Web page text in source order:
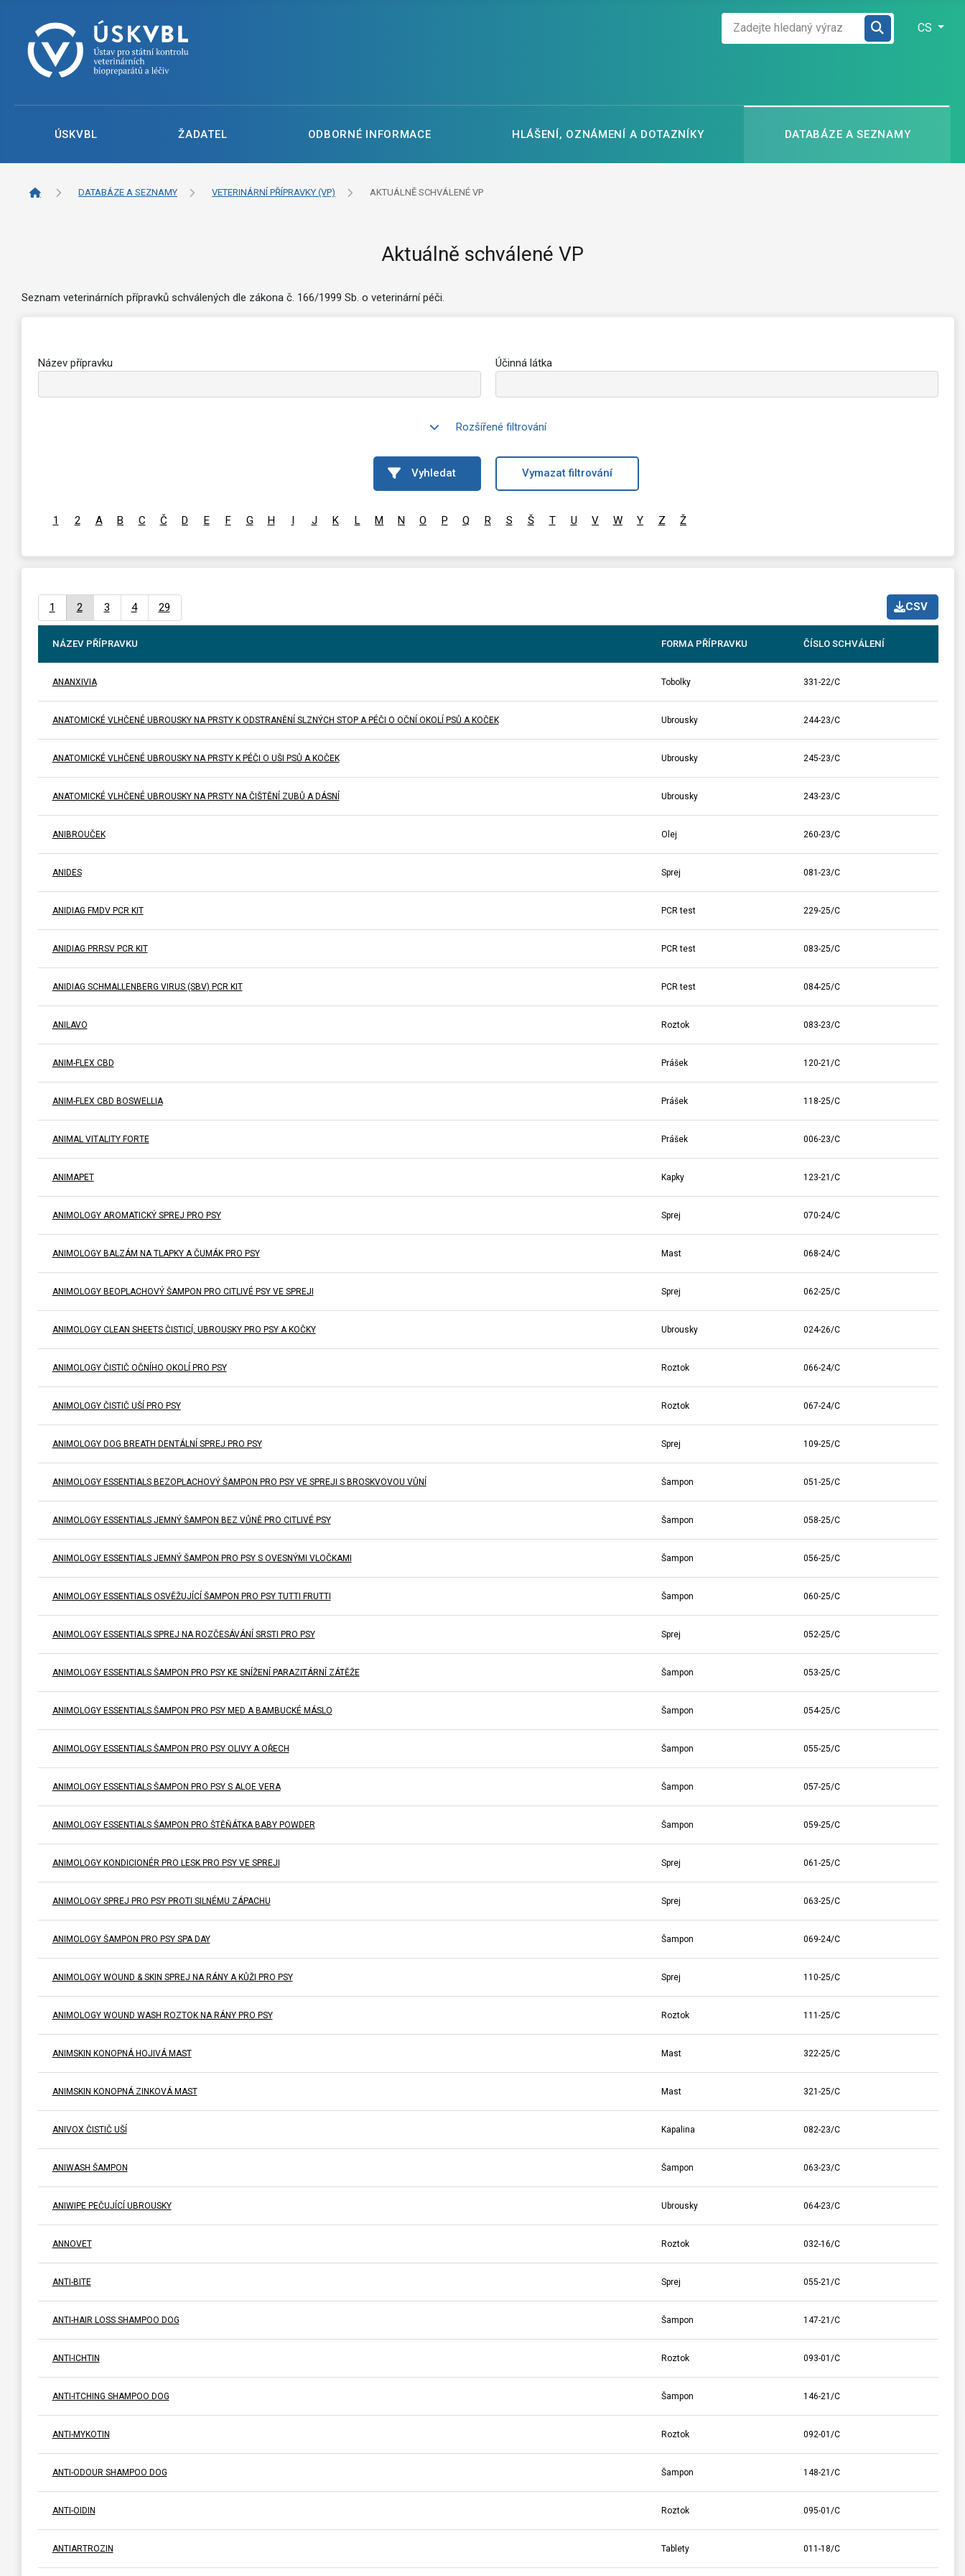
CS
ÚSKVBL ŽADATEL ODBORNÉ INFORMACE HLÁŠENÍ, OZNÁMENÍ A DOTAZNÍKY DATABÁZE A SEZNAMY
DATABÁZE A SEZNAMY VETERINÁRNÍ PŘÍPRAVKY (VP) AKTUÁLNĚ SCHVÁLENÉ VP
Aktuálně schválené VP
Seznam veterinárních přípravků schválených dle zákona č. 166/1999 Sb. o veterinární péči.
Název přípravku Účinná látka
Rozšířené filtrování
Vyhledat Vymazat filtrování
1 2 A B C Č D E F G H I J K L M N O P Q R S Š T U V W Y Z Ž
CSV
1 2 3 4 29
NÁZEV PŘÍPRAVKU FORMA PŘÍPRAVKU ČÍSLO SCHVÁLENÍ
ANANXIVIA Tobolky 331-22/C
ANATOMICKÉ VLHČENÉ UBROUSKY NA PRSTY K ODSTRANĚNÍ SLZNÝCH STOP A PÉČI O OČNÍ OKOLÍ PSŮ A KOČEK Ubrousky 244-23/C
ANATOMICKÉ VLHČENÉ UBROUSKY NA PRSTY K PÉČI O UŠI PSŮ A KOČEK Ubrousky 245-23/C
ANATOMICKÉ VLHČENÉ UBROUSKY NA PRSTY NA ČIŠTĚNÍ ZUBŮ A DÁSNÍ Ubrousky 243-23/C
ANIBROUČEK Olej 260-23/C
ANIDES Sprej 081-23/C
ANIDIAG FMDV PCR KIT PCR test 229-25/C
ANIDIAG PRRSV PCR KIT PCR test 083-25/C
ANIDIAG SCHMALLENBERG VIRUS (SBV) PCR KIT PCR test 084-25/C
ANILAVO Roztok 083-23/C
ANIM-FLEX CBD Prášek 120-21/C
ANIM-FLEX CBD BOSWELLIA Prášek 118-25/C
ANIMAL VITALITY FORTE Prášek 006-23/C
ANIMAPET Kapky 123-21/C
ANIMOLOGY AROMATICKÝ SPREJ PRO PSY Sprej 070-24/C
ANIMOLOGY BALZÁM NA TLAPKY A ČUMÁK PRO PSY Mast 068-24/C
ANIMOLOGY BEOPLACHOVÝ ŠAMPON PRO CITLIVÉ PSY VE SPREJI Sprej 062-25/C
ANIMOLOGY CLEAN SHEETS ČISTICÍ, UBROUSKY PRO PSY A KOČKY Ubrousky 024-26/C
ANIMOLOGY ČISTIČ OČNÍHO OKOLÍ PRO PSY Roztok 066-24/C
ANIMOLOGY ČISTIČ UŠÍ PRO PSY Roztok 067-24/C
ANIMOLOGY DOG BREATH DENTÁLNÍ SPREJ PRO PSY Sprej 109-25/C
ANIMOLOGY ESSENTIALS BEZOPLACHOVÝ ŠAMPON PRO PSY VE SPREJI S BROSKVOVOU VŮNÍ Šampon 051-25/C
ANIMOLOGY ESSENTIALS JEMNÝ ŠAMPON BEZ VŮNĚ PRO CITLIVÉ PSY Šampon 058-25/C
ANIMOLOGY ESSENTIALS JEMNÝ ŠAMPON PRO PSY S OVESNÝMI VLOČKAMI Šampon 056-25/C
ANIMOLOGY ESSENTIALS OSVĚŽUJÍCÍ ŠAMPON PRO PSY TUTTI FRUTTI Šampon 060-25/C
ANIMOLOGY ESSENTIALS SPREJ NA ROZČESÁVÁNÍ SRSTI PRO PSY Sprej 052-25/C
ANIMOLOGY ESSENTIALS ŠAMPON PRO PSY KE SNÍŽENÍ PARAZITÁRNÍ ZÁTĚŽE Šampon 053-25/C
ANIMOLOGY ESSENTIALS ŠAMPON PRO PSY MED A BAMBUCKÉ MÁSLO Šampon 054-25/C
ANIMOLOGY ESSENTIALS ŠAMPON PRO PSY OLIVY A OŘECH Šampon 055-25/C
ANIMOLOGY ESSENTIALS ŠAMPON PRO PSY S ALOE VERA Šampon 057-25/C
ANIMOLOGY ESSENTIALS ŠAMPON PRO ŠTĚŇÁTKA BABY POWDER Šampon 059-25/C
ANIMOLOGY KONDICIONÉR PRO LESK PRO PSY VE SPREJI Sprej 061-25/C
ANIMOLOGY SPREJ PRO PSY PROTI SILNÉMU ZÁPACHU Sprej 063-25/C
ANIMOLOGY ŠAMPON PRO PSY SPA DAY Šampon 069-24/C
ANIMOLOGY WOUND & SKIN SPREJ NA RÁNY A KŮŽI PRO PSY Sprej 110-25/C
ANIMOLOGY WOUND WASH ROZTOK NA RÁNY PRO PSY Roztok 111-25/C
ANIMSKIN KONOPNÁ HOJIVÁ MAST Mast 322-25/C
ANIMSKIN KONOPNÁ ZINKOVÁ MAST Mast 321-25/C
ANIVOX ČISTIČ UŠÍ Kapalina 082-23/C
ANIWASH ŠAMPON Šampon 063-23/C
ANIWIPE PEČUJÍCÍ UBROUSKY Ubrousky 064-23/C
ANNOVET Roztok 032-16/C
ANTI-BITE Sprej 055-21/C
ANTI-HAIR LOSS SHAMPOO DOG Šampon 147-21/C
ANTI-ICHTIN Roztok 093-01/C
ANTI-ITCHING SHAMPOO DOG Šampon 146-21/C
ANTI-MYKOTIN Roztok 092-01/C
ANTI-ODOUR SHAMPOO DOG Šampon 148-21/C
ANTI-OIDIN Roztok 095-01/C
ANTIARTROZIN Tablety 011-18/C